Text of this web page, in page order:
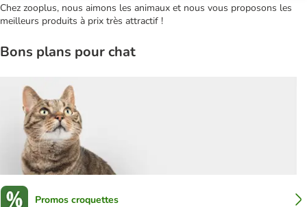
Chez zooplus, nous aimons les animaux et nous vous proposons les
meilleurs produits à prix très attractif !
Bons plans pour chat
Promos croquettes